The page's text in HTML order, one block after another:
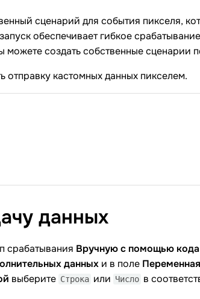
сценарий для события пикселя,
обеспечивает гибкое
создать собственные сценарии
отправку кастомных данных пикселем.
данных
срабатывания Вручную с помощью кода
данных и в поле
выберите Строка или Число в